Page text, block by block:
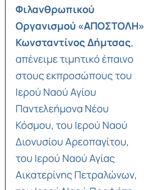
Φιλανθρωπικού
Οργανισμού «ΑΠΟΣΤΟΛΗ»
Κωνσταντίνος Δήμτσας,
απένειμε τιμητικό έπαινο
στους εκπροσώπους του
Ιερού Ναού Αγίου
Παντελεήμονα Νέου
Κόσμου, του Ιερού Ναού
Διονυσίου Αρεοπαγίτου,
του Ιερού Ναού Αγίας
Αικατερίνης Πετραλώνων,